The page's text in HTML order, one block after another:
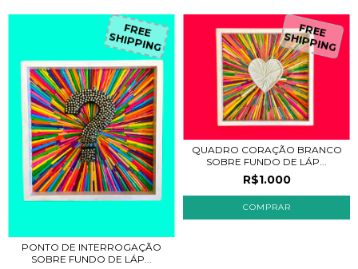
FREE
SHIPPING
PONTO DE INTERROGAÇÃO
SOBRE FUNDO DE LÁP...
FREE
SHIPPING
QUADRO CORAÇÃO BRANCO
SOBRE FUNDO DE LÁP...
R$1.000